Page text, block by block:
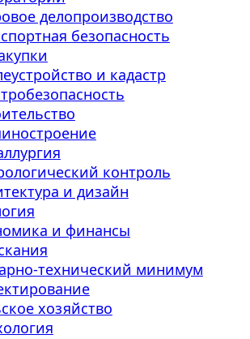
делопроизводство
безопасность
и кадастр
контроль
и дизайн
и финансы
технический минимум
хозяйство